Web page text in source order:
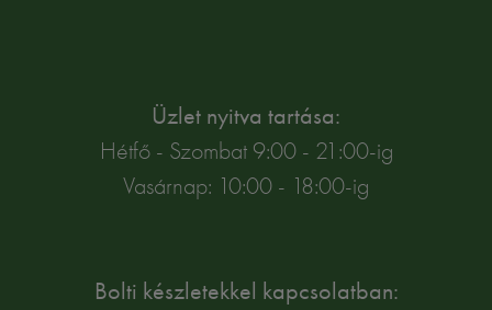
Üzlet nyitva tartása:
Hétfő - Szombat 9:00 - 21:00-ig
Vasárnap: 10:00 - 18:00-ig
Bolti készletekkel kapcsolatban: